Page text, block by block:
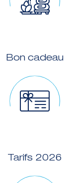
Bon cadeau
Tarifs 2026